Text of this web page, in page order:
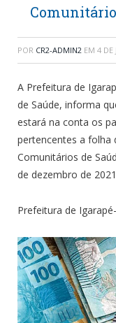
POR CR2-ADMIN2 EM 4 DE
A Prefeitura de
de Saúde, informa
estará na conta os
pertencentes a folha
Comunitários de
de dezembro de
Prefeitura de